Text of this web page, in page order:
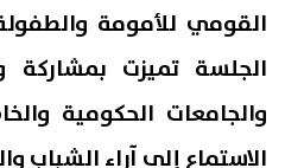
القومي للأمومة
الجلسة تميزت بمشاركة
والجامعات الحكومية
الاستماع إلى آراء الشباب